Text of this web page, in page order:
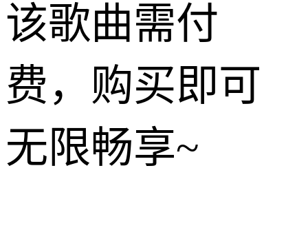
该歌曲需付
费，购买即可
无限畅享~